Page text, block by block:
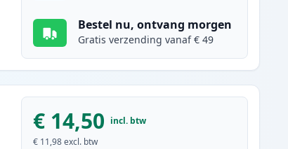
Bestel nu, ontvang morgen
Gratis verzending vanaf € 49
€ 14,50 incl. btw
€ 11,98 excl. btw